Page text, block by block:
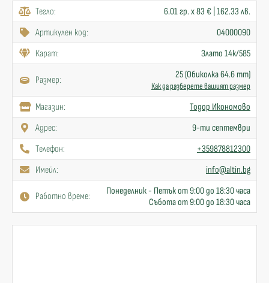
Тегло:
6.01 гр. x 83 € | 162.33 лв.
Артикулен код:
04000090
Карат:
Злато 14к/585
Размер: 25 (Обиколка 64.6 mm)
Как да разберете вашият размер
Mагазин:
Тодор Икономово
Адрес:
9-ти септември
Телефон:
+359878812300
Имейл:
info@altin.bg
Работно време:
Понеделник - Петък от 9:00 до 18:30 часа
Събота от 9:00 до 18:30 часа